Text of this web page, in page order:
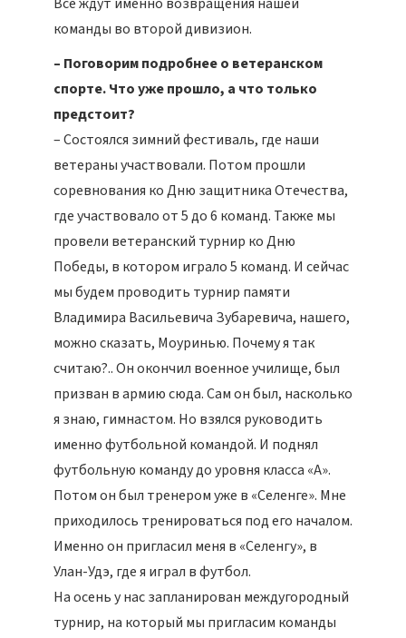
команды во второй дивизион.
– Поговорим подробнее о ветеранском
спорте. Что уже прошло, а что только
предстоит?
– Состоялся зимний фестиваль, где наши
ветераны участвовали. Потом прошли
соревнования ко Дню защитника Отечества,
где участвовало от 5 до 6 команд. Также мы
провели ветеранский турнир ко Дню
Победы, в котором играло 5 команд. И сейчас
мы будем проводить турнир памяти
Владимира Васильевича Зубаревича, нашего,
можно сказать, Моуринью. Почему я так
считаю?.. Он окончил военное училище, был
призван в армию сюда. Сам он был, насколько
я знаю, гимнастом. Но взялся руководить
именно футбольной командой. И поднял
футбольную команду до уровня класса «А».
Потом он был тренером уже в «Селенге». Мне
приходилось тренироваться под его началом.
Именно он пригласил меня в «Селенгу», в
Улан-Удэ, где я играл в футбол.
На осень у нас запланирован междугородный
турнир, на который мы пригласим команды